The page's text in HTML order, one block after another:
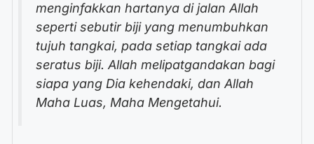
menginfakkan hartanya di jalan Allah
seperti sebutir biji yang menumbuhkan
tujuh tangkai, pada setiap tangkai ada
seratus biji. Allah melipatgandakan bagi
siapa yang Dia kehendaki, dan Allah
Maha Luas, Maha Mengetahui.